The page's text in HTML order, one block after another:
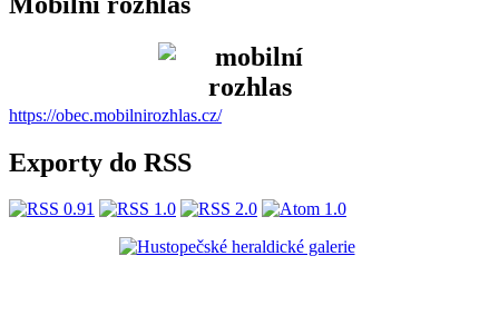
https://obec.mobilnirozhlas.cz/
Exporty do RSS